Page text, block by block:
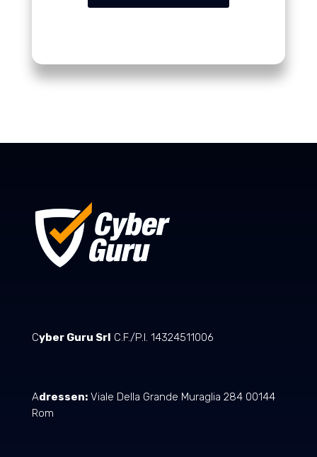
Cyber Guru Srl C.F./P.I. 14324511006
Adressen:Viale Della Grande Muraglia 284 00144
Rom